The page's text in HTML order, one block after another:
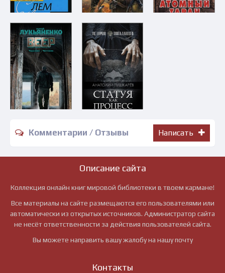
Комментарии / Отзывы Написать
Описание сайта
Коллекция онлайн книг мировой библиотеки в твоем кармане!
Все материалы на сайте размещаются его пользователями или
автоматически из открытых источников. Администратор сайта
не несёт ответственности за действия пользователей сайта.
Вы можете направить вашу жалобу на нашу почту
Контакты